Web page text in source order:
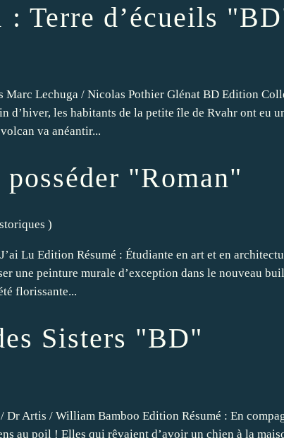
: Terre d’écueils
Marc Lechuga / Nicolas Pothier Glénat BD Edition
d’hiver, les habitants de la petite île de Rvahr ont eu
va anéantir...
"Roman"
)
Lu Edition Résumé : Étudiante en art et en
une peinture murale d’exception dans le nouveau
florissante...
Sisters "BD"
Dr Artis / William Bamboo Edition Résumé : En
au poil ! Elles qui rêvaient d’avoir un chien à la